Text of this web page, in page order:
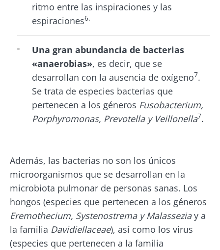
ritmo entre las inspiraciones y las
espiraciones6.
Una gran abundancia de bacterias
«anaerobias», es decir, que se
desarrollan con la ausencia de oxígeno7.
Se trata de especies bacterias que
pertenecen a los géneros Fusobacterium,
Porphyromonas, Prevotella y Veillonella7.
Además, las bacterias no son los únicos
microorganismos que se desarrollan en la
microbiota pulmonar de personas sanas. Los
hongos (especies que pertenecen a los géneros
Eremothecium, Systenostrema y Malasseziay a
la familia Davidiellaceae), así como los virus
(especies que pertenecen a la familia